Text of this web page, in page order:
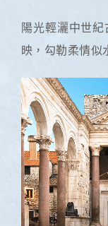
陽光輕灑中世
映，勾勒柔情似